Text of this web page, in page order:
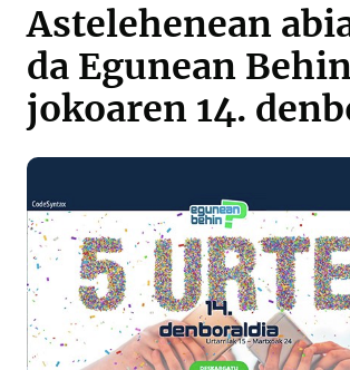
Astelehenean
da Egunean Behin
jokoaren 14.